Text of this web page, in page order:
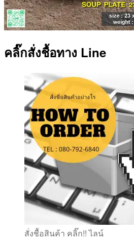
คลิ๊กสั่งชื้อทาง Line
สั่งชื้อสินค้า คลิ๊ก!! ไลน์